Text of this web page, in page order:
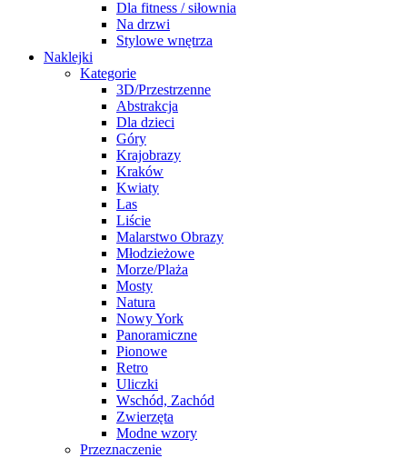
Dla fitness / siłownia
Na drzwi
Stylowe wnętrza
Naklejki
Kategorie
3D/Przestrzenne
Abstrakcja
Dla dzieci
Góry
Krajobrazy
Kraków
Kwiaty
Las
Liście
Malarstwo Obrazy
Młodzieżowe
Morze/Plaża
Mosty
Natura
Nowy York
Panoramiczne
Pionowe
Retro
Uliczki
Wschód, Zachód
Zwierzęta
Modne wzory
Przeznaczenie